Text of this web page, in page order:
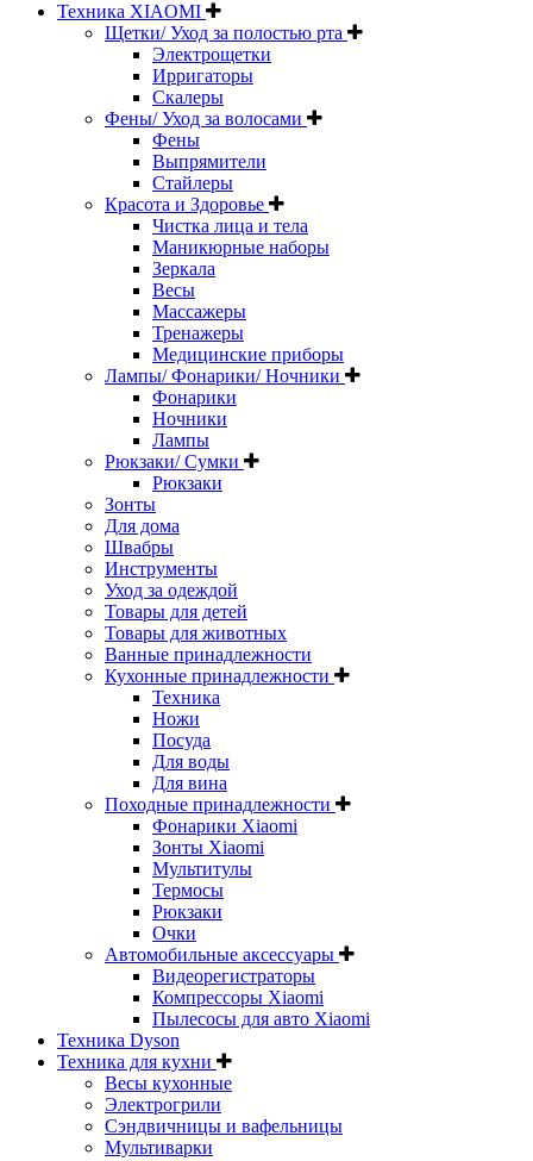
Техника XIAOMI
Щетки/ Уход за полостью рта
Электрощетки
Ирригаторы
Скалеры
Фены/ Уход за волосами
Фены
Выпрямители
Стайлеры
Красота и Здоровье
Чистка лица и тела
Маникюрные наборы
Зеркала
Весы
Массажеры
Тренажеры
Медицинские приборы
Лампы/ Фонарики/ Ночники
Фонарики
Ночники
Лампы
Рюкзаки/ Сумки
Рюкзаки
Зонты
Для дома
Швабры
Инструменты
Уход за одеждой
Товары для детей
Товары для животных
Ванные принадлежности
Кухонные принадлежности
Техника
Ножи
Посуда
Для воды
Для вина
Походные принадлежности
Фонарики Xiaomi
Зонты Xiaomi
Мультитулы
Термосы
Рюкзаки
Очки
Автомобильные аксессуары
Видеорегистраторы
Компрессоры Xiaomi
Пылесосы для авто Xiaomi
Техника Dyson
Техника для кухни
Весы кухонные
Электрогрили
Сэндвичницы и вафельницы
Мультиварки